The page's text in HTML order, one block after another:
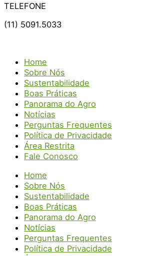
TELEFONE
(11) 5091.5033
Home
Sobre Nós
Sustentabilidade
Boas Práticas
Panorama do Agro
Notícias
Perguntas Frequentes
Política de Privacidade
Área Restrita
Fale Conosco
Home
Sobre Nós
Sustentabilidade
Boas Práticas
Panorama do Agro
Notícias
Perguntas Frequentes
Política de Privacidade